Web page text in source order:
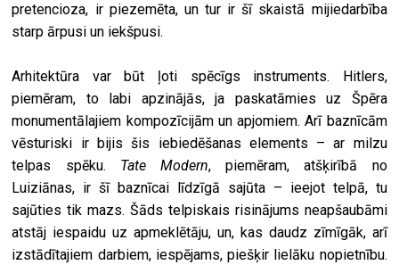
pretencioza, ir piezemēta, un tur ir šī skaistā mijiedarbība
starp ārpusi un iekšpusi.
Arhitektūra var būt ļoti spēcīgs instruments. Hitlers,
piemēram, to labi apzinājās, ja paskatāmies uz Špēra
monumentālajiem kompozīcijām un apjomiem. Arī baznīcām
vēsturiski ir bijis šis iebiedēšanas elements – ar milzu
telpas spēku. Tate Modern, piemēram, atšķirībā no
Luiziānas, ir šī baznīcai līdzīgā sajūta – ieejot telpā, tu
sajūties tik mazs. Šāds telpiskais risinājums neapšaubāmi
atstāj iespaidu uz apmeklētāju, un, kas daudz zīmīgāk, arī
izstādītajiem darbiem, iespējams, piešķir lielāku nopietnību.